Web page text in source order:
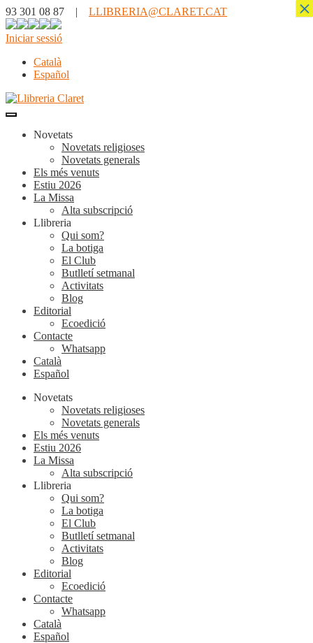
93 301 08 87 | LLIBRERIA@CLARET.CAT
Iniciar sessió
Català
Español
Novetats
Novetats religioses
Novetats generals
Els més venuts
Estiu 2026
La Missa
Alta subscripció
Llibreria
Qui som?
La botiga
El Club
Butlletí setmanal
Activitats
Blog
Editorial
Ecoedició
Contacte
Whatsapp
Català
Español
Novetats
Novetats religioses
Novetats generals
Els més venuts
Estiu 2026
La Missa
Alta subscripció
Llibreria
Qui som?
La botiga
El Club
Butlletí setmanal
Activitats
Blog
Editorial
Ecoedició
Contacte
Whatsapp
Català
Español
×